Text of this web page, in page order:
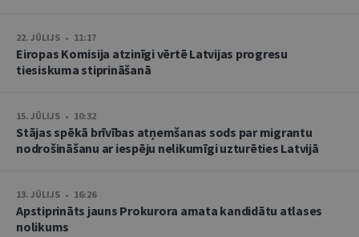
22. JŪLIJS • 11:17
Eiropas Komisija atzinīgi vērtē Latvijas progresu
tiesiskuma stiprināšanā
15. JŪLIJS • 10:32
Stājas spēkā brīvības atņemšanas sods par migrantu
nodrošināšanu ar iespēju nelikumīgi uzturēties Latvijā
13. JŪLIJS • 16:26
Apstiprināts jauns Prokurora amata kandidātu atlases
nolikums